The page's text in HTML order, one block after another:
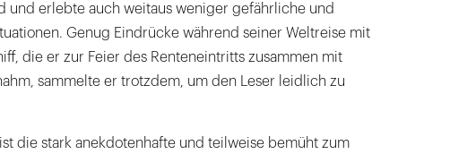
und erlebte auch weitaus weniger gefährliche und
Genug Eindrücke während seiner Weltreise mit
die er zur Feier des Renteneintritts zusammen mit
sammelte er trotzdem, um den Leser leidlich zu
die stark anekdotenhafte und teilweise bemüht zum